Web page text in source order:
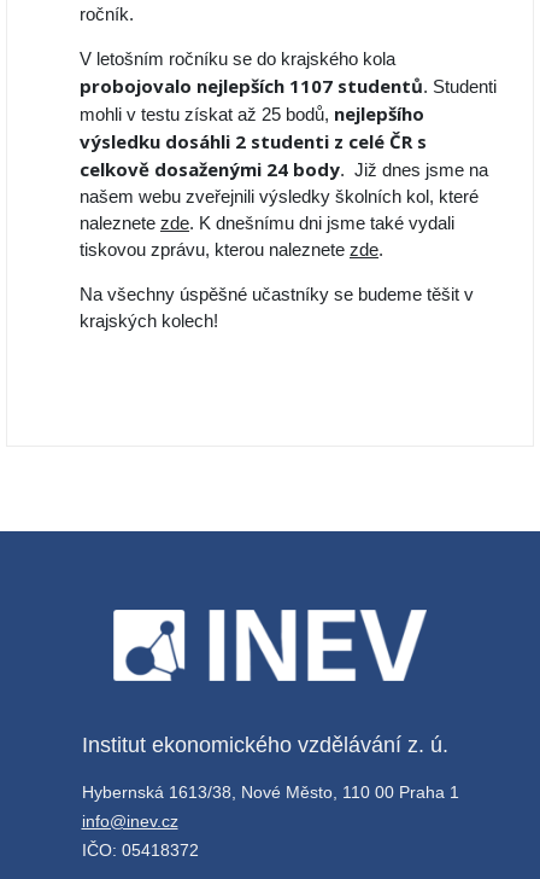
ročník.
V letošním ročníku se do krajského kola
probojovalo nejlepších 1107 studentů. Studenti
mohli v testu získat až 25 bodů, nejlepšího
výsledku dosáhli 2 studenti z celé ČR s
celkově dosaženými 24 body. Již dnes jsme na
našem webu zveřejnili výsledky školních kol, které
naleznete zde. K dnešnímu dni jsme také vydali
tiskovou zprávu, kterou naleznete zde.
Na všechny úspěšné učastníky se budeme těšit v
krajských kolech!
Institut ekonomického vzdělávání z. ú.
Hybernská 1613/38, Nové Město, 110 00 Praha 1
info@inev.cz
IČO: 05418372